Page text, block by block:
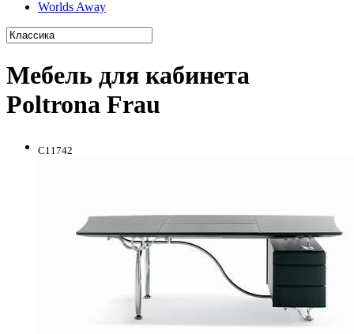
Worlds Away
Мебель для кабинета
Poltrona Frau
C11742